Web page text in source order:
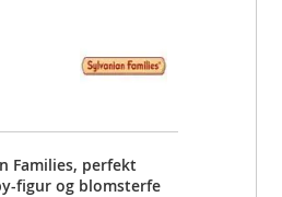
Families, perfekt
figur og blomsterfe